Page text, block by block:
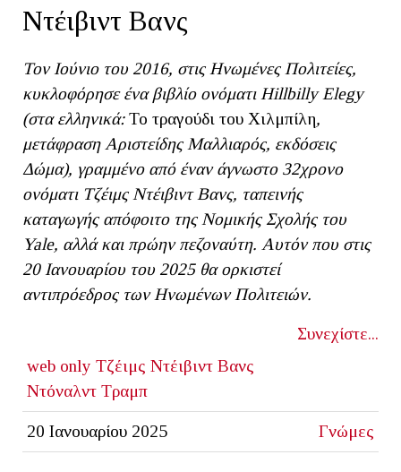
Ντέιβιντ Βανς
Τον Ιούνιο του 2016, στις Ηνωμένες Πολιτείες,
κυκλοφόρησε ένα βιβλίο ονόματι Hillbilly Elegy
(στα ελληνικά:Το τραγούδι του Χιλμπίλη,
μετάφραση Αριστείδης Μαλλιαρός, εκδόσεις
Δώμα), γραμμένο από έναν άγνωστο 32χρονο
ονόματι Τζέιμς Ντέιβιντ Βανς, ταπεινής
καταγωγής απόφοιτο της Νομικής Σχολής του
Yale, αλλά και πρώην πεζοναύτη. Αυτόν που στις
20 Ιανουαρίου του 2025 θα ορκιστεί
αντιπρόεδρος των Ηνωμένων Πολιτειών.
Συνεχίστε...
web only Τζέιμς Ντέιβιντ Βανς
Ντόναλντ Τραμπ
20 Ιανουαρίου 2025 Γνώμες